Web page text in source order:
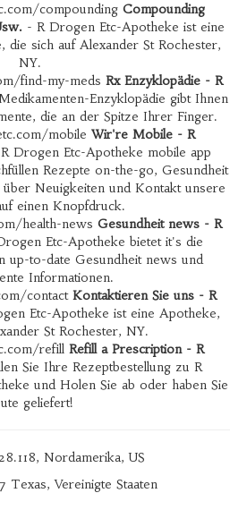
compounding Compounding
- R Drogen Etc-Apotheke ist eine
sich auf Alexander St Rochester,
NY.
find-my-meds Rx Enzyklopädie - R
Enzyklopädie gibt Ihnen
die an der Spitze Ihrer Finger.
mobile Wir're Mobile - R
Drogen Etc-Apotheke mobile app
Rezepte on-the-go, Gesundheit
Neuigkeiten und Kontakt unsere
einen Knopfdruck.
health-news Gesundheit news - R
Etc-Apotheke bietet it's die
up-to-date Gesundheit news und
Informationen.
contact Kontaktieren Sie uns - R
Etc-Apotheke ist eine Apotheke,
St Rochester, NY.
refill Refill a Prescription - R
Sie Ihre Rezeptbestellung zu R
und Holen Sie ab oder haben Sie
geliefert!
Nordamerika, US
Texas, Vereinigte Staaten